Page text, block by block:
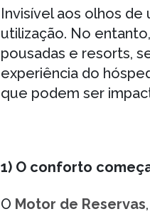
Invisível aos olhos
utilização. No
pousadas e resorts,
experiência do
que podem ser
1) O conforto
O Motor de Reservas